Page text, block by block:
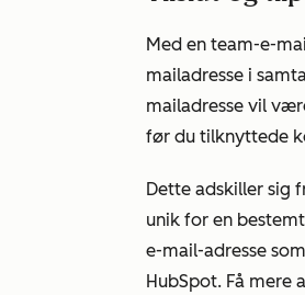
Med en team-e-
mailadresse i
mailadresse vil
før du tilknyttede
Dette adskiller sig
unik for en
e-mail-adresse
HubSpot. Få mere